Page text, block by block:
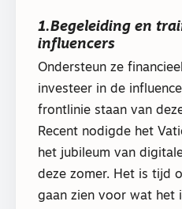
1.Begeleiding en
influencers
Ondersteun ze
investeer in de
frontlinie staan van
Recent nodigde het
het jubileum van
deze zomer. Het is tijd
gaan zien voor wat het